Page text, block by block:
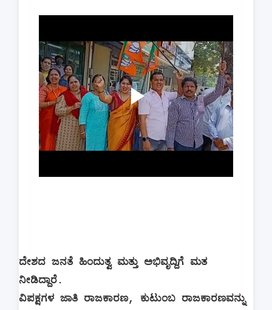
ದೇಶದ ಜನತೆ ಹಿಂದುತ್ವ ಮತ್ತು ಅಭಿವೃದ್ದಿಗೆ ಮತ
ನೀಡಿದ್ದಾರೆ.
ವಿಪಕ್ಷಗಳ ಜಾತಿ ರಾಜಕಾರಣ, ಕುಟುಂಬ ರಾಜಕಾರಣವನ್ನು